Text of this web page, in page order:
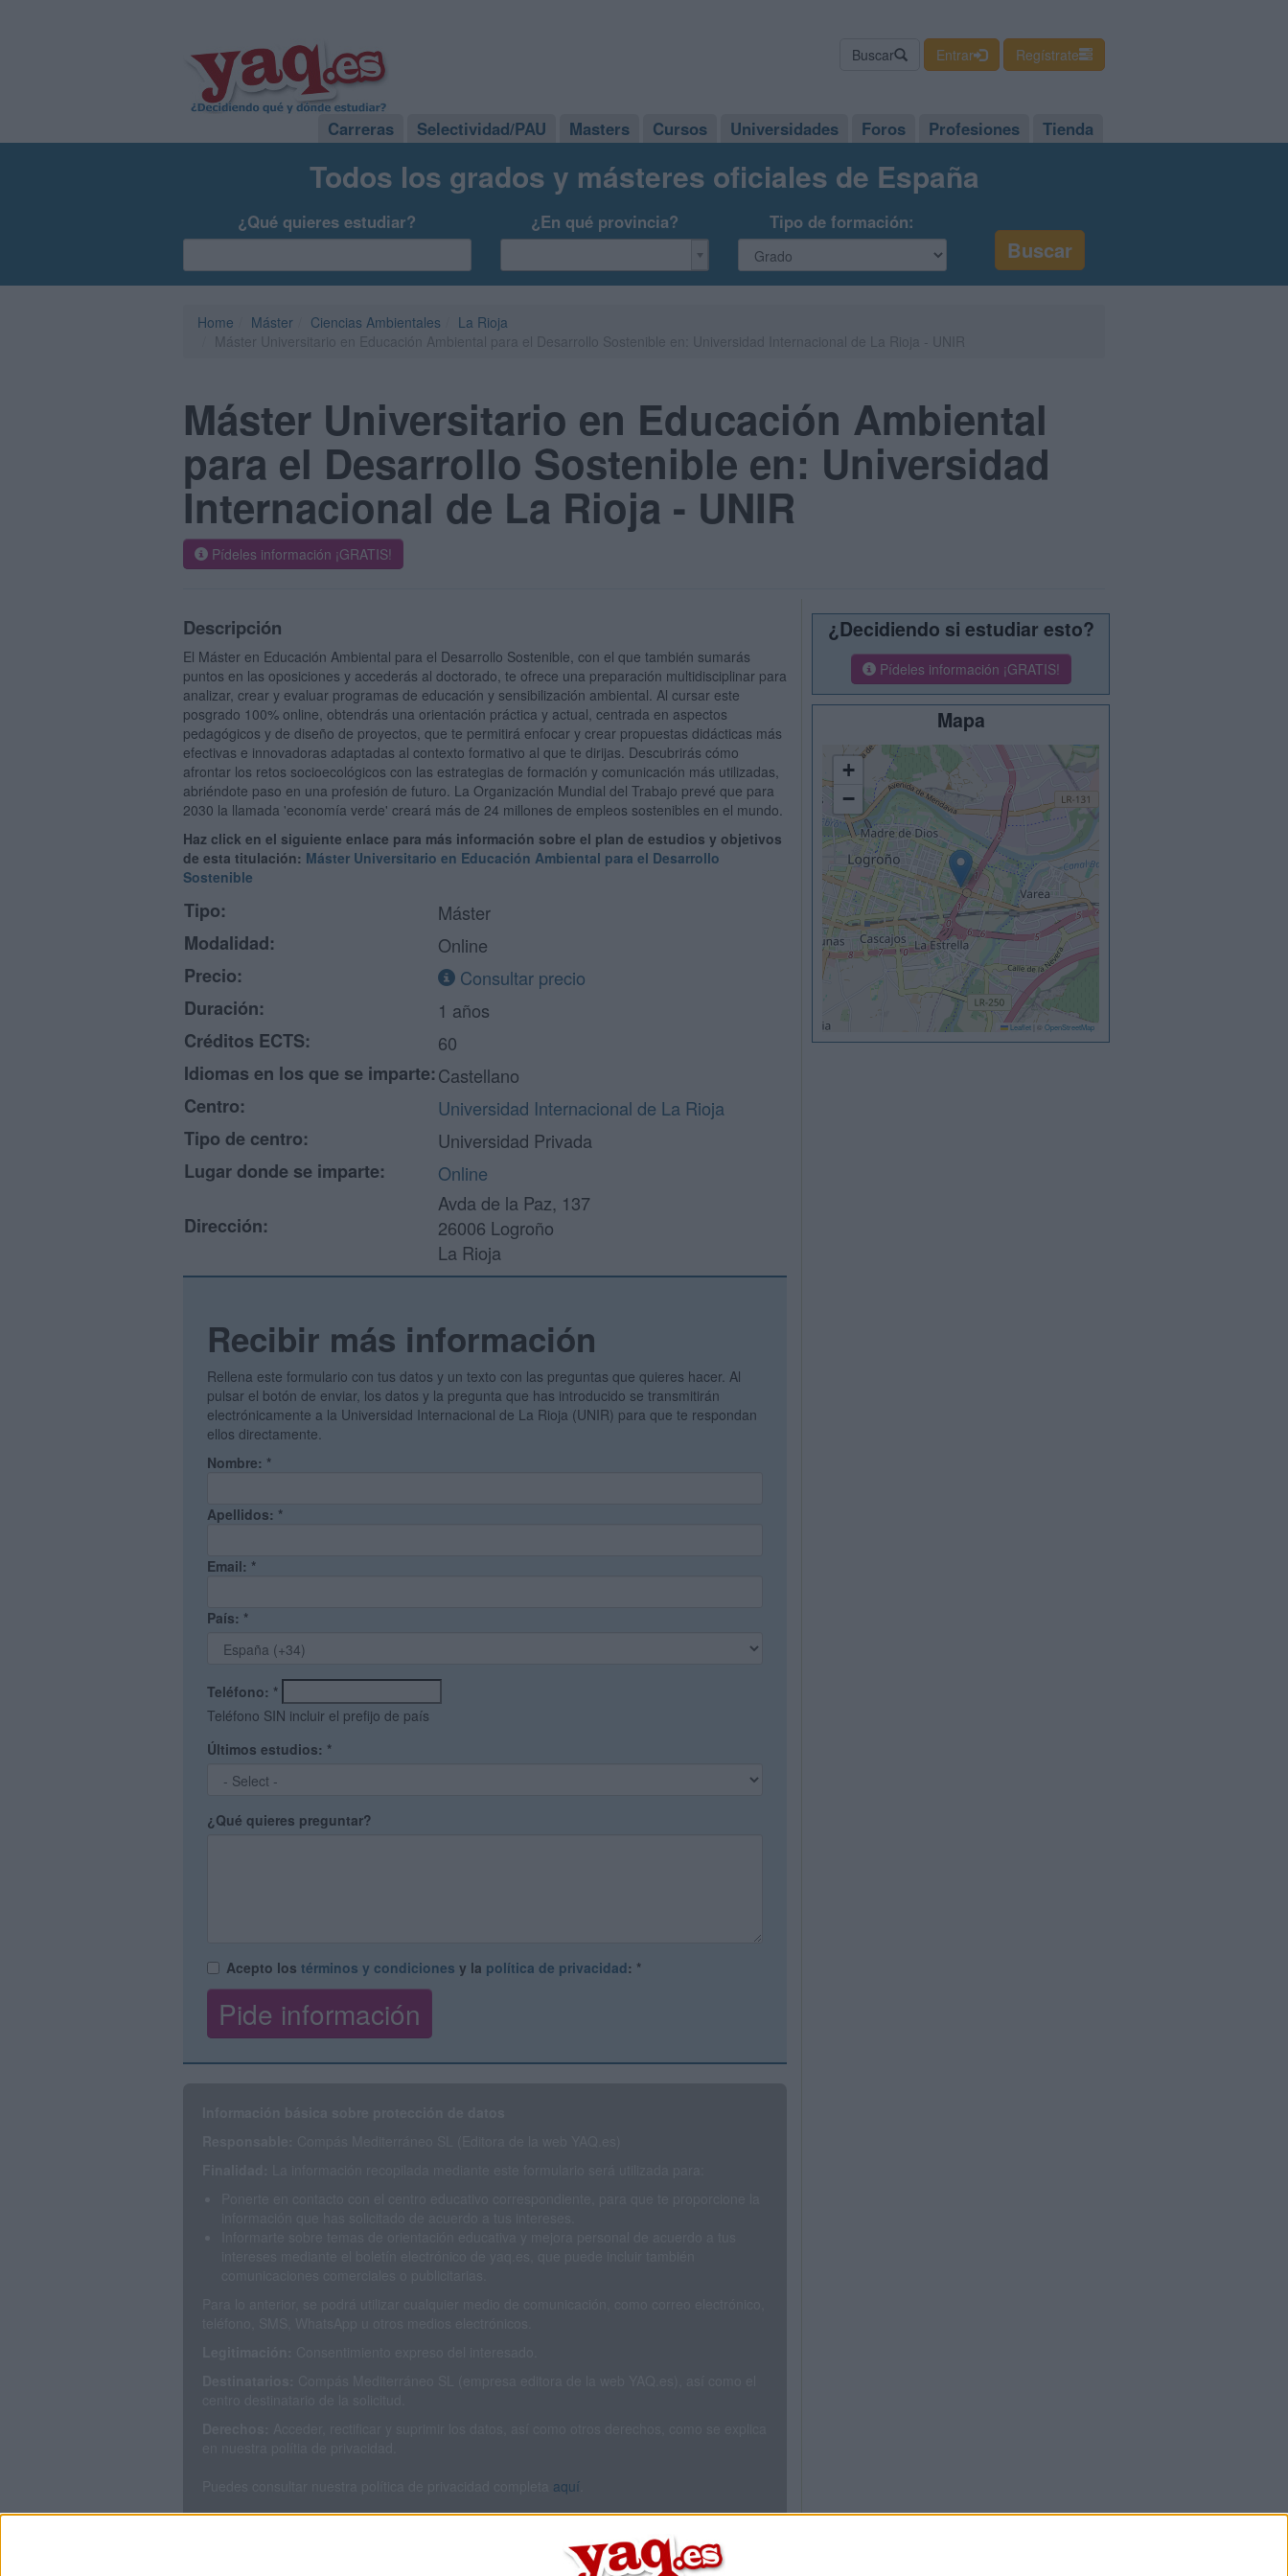
Buscar Entrar Regístrate
Carreras Selectividad/PAU Masters Cursos Universidades Foros Profesiones Tienda
Todos los grados y másteres oficiales de España
¿Qué quieres estudiar? ¿En qué provincia? Tipo de formación:
Home Máster Ciencias Ambientales
La Rioja
Máster Universitario en Educación Ambiental
para el Desarrollo Sostenible en: Universidad
Internacional de La Rioja - UNIR
Pídeles información ¡GRATIS!
Descripción
El Máster en Educación Ambiental para el Desarrollo Sostenible, con el que también sumarás
puntos en las oposiciones y accederás al doctorado, te ofrece una preparación multidisciplinar para
analizar, crear y evaluar programas de educación y sensibilización ambiental. Al cursar este
posgrado 100% online, obtendrás una orientación práctica y actual, centrada en aspectos
pedagógicos y de diseño de proyectos, que te permitirá enfocar y crear propuestas didácticas más
efectivas e innovadoras adaptadas al contexto formativo al que te dirijas. Descubrirás cómo
afrontar los retos socioecológicos con las estrategias de formación y comunicación más utilizadas,
abriéndote paso en una profesión de futuro. La Organización Mundial del Trabajo prevé que para
2030 la llamada 'economía verde' creará más de 24 millones de empleos sostenibles en el mundo.
Haz click en el siguiente enlace para más información sobre el plan de estudios y objetivos
de esta titulación: Máster Universitario en Educación Ambiental para el Desarrollo
Sostenible
Tipo:
Máster
Modalidad:
Online
Precio:
Consultar precio
Duración:
1 años
Créditos ECTS:
60
Idiomas en los que se imparte:Castellano
Centro:
Universidad Internacional de La Rioja
Tipo de centro:
Universidad Privada
Lugar donde se imparte:
Online
Dirección:
Avda de la Paz, 137
26006 Logroño
La Rioja
Recibir más información
Rellena este formulario con tus datos y un texto con las preguntas que quieres hacer. Al
pulsar el botón de enviar, los datos y la pregunta que has introducido se transmitirán
electrónicamente a la Universidad Internacional de La Rioja (UNIR) para que te respondan
ellos directamente.
Nombre: *
Apellidos: *
Email: *
País: *
Teléfono: *
Teléfono SIN incluir el prefijo de país
Últimos estudios: *
¿Qué quieres preguntar?
Acepto los términos y condiciones y la política de privacidad: *
aquí
¿Decidiendo si estudiar esto?
Pídeles información ¡GRATIS!
Mapa
+
−
Leaflet © OpenStreetMap